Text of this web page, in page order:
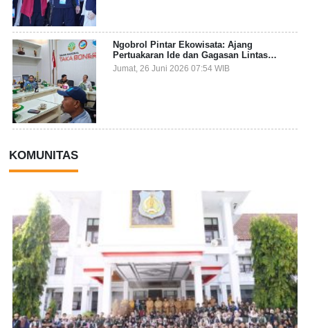
Ngobrol Pintar Ekowisata: Ajang
Pertuakaran Ide dan Gagasan Lintas
Sektor
Jumat, 26 Juni 2026 07:54 WIB
KOMUNITAS